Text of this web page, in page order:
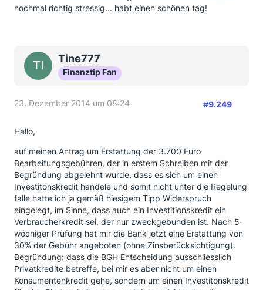
nochmal richtig stressig... habt einen schönen tag!
Tine777
Finanztip Fan
23. Dezember 2014 um 08:24 #9.249
Hallo,
auf meinen Antrag um Erstattung der 3.700 Euro
Bearbeitungsgebühren, der in erstem Schreiben mit der
Begründung abgelehnt wurde, dass es sich um einen
Investitonskredit handele und somit nicht unter die Regelung
falle hatte ich ja gemäß hiesigem Tipp Widerspruch
eingelegt, im Sinne, dass auch ein Investitionskredit ein
Verbraucherkredit sei, der nur zweckgebunden ist. Nach 5-
wöchiger Prüfung hat mir die Bank jetzt eine Erstattung von
30% der Gebühr angeboten (ohne Zinsberücksichtigung).
Begründung: dass die BGH Entscheidung ausschliesslich
Privatkredite betreffe, bei mir es aber nicht um einen
Konsumentenkredit gehe, sondern um einen Investitonskredit